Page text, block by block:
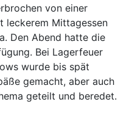
von einer
leckerem Mittagessen
Den Abend hatte die
Bei Lagerfeuer
wurde bis spät
gemacht, aber auch
geteilt und beredet.